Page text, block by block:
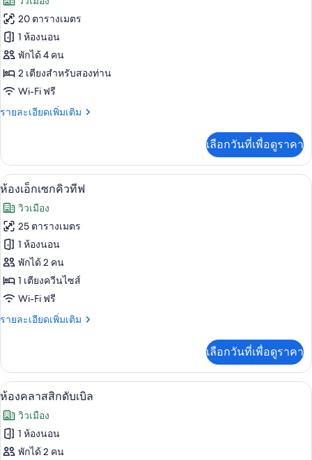
ลัก
ซ์
ทวิ
น
ทั้งหมด
ของ
ห้อง
ซู
พี
เรีย
สี่
ท่าน
20 ตารางเมตร
1 ห้องนอน
พักได้ 4 คน
2 เตียงสำหรับสองท่าน
Wi-Fi ฟรี
รายละเอียดเพิ่มเติม
ราย
เกี่ยว
กับ
ห้อง
พี
เรีย
สำหรับ
สี่
ท่าน
เลือกวันที่เพื่อดูราคา
เปิด
ภาพถ่าย
ทั้งหมด
ของ
ห้อง
เอ็ก
เซก
คิว
ห้องเอ็กเซกคิวทีฟ | เครื่องนอนระดับพ
1
ห้องเอ็กเซกคิวทีฟ
วิวเมือง
25 ตารางเมตร
1 ห้องนอน
พักได้ 2 คน
1 เตียงควีนไซส์
Wi-Fi ฟรี
รายละเอียดเพิ่มเติม
ราย
เกี่ยว
กับ
ห้อง
เซก
คิว
ทีฟ
เลือกวันที่เพื่อดูราคา
เปิด
ภาพถ่าย
ทั้งหมด
ของ
ห้องคลาสสิกดับเบิล | เครื่องนอนระดั
1
ห้องคลาสสิกดับเบิล
วิวเมือง
1 ห้องนอน
พักได้ 2 คน